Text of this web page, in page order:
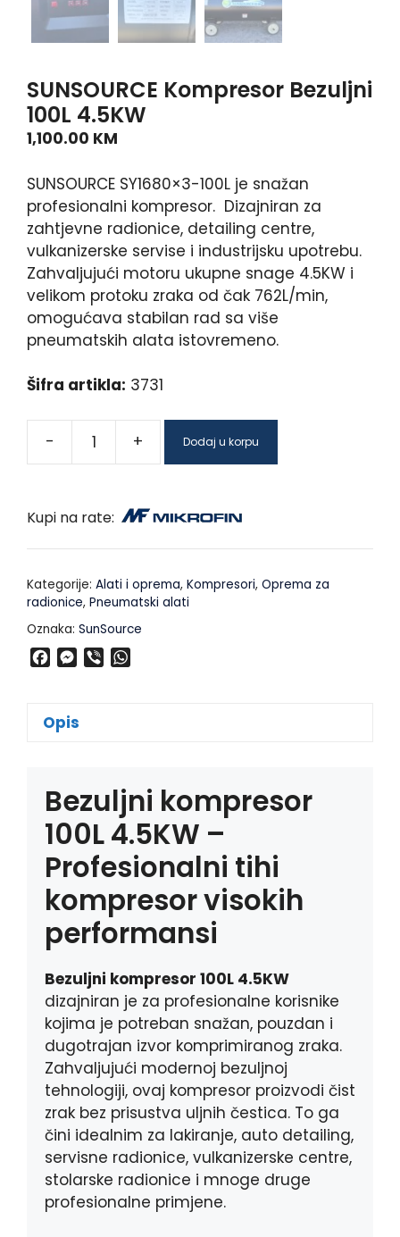
SUNSOURCE Kompresor Bezuljni
100L 4.5KW
1,100.00 KM
SUNSOURCE SY1680×3-100L je snažan
profesionalni kompresor. Dizajniran za
zahtjevne radionice, detailing centre,
vulkanizerske servise i industrijsku upotrebu.
Zahvaljujući motoru ukupne snage 4.5KW i
velikom protoku zraka od čak 762L/min,
omogućava stabilan rad sa više
pneumatskih alata istovremeno.
Šifra artikla: 3731
- + Dodaj u korpu
Kupi na rate:
Kategorije: Alati i oprema, Kompresori, Oprema za
radionice, Pneumatski alati
Oznaka: SunSource
e
b
k
M
s
e
r
p
Opis
Bezuljni kompresor
100L 4.5KW –
Profesionalni tihi
kompresor visokih
performansi
Bezuljni kompresor 100L 4.5KW
dizajniran je za profesionalne korisnike
kojima je potreban snažan, pouzdan i
dugotrajan izvor komprimiranog zraka.
Zahvaljujući modernoj bezuljnoj
tehnologiji, ovaj kompresor proizvodi čist
zrak bez prisustva uljnih čestica. To ga
čini idealnim za lakiranje, auto detailing,
servisne radionice, vulkanizerske centre,
stolarske radionice i mnoge druge
profesionalne primjene.